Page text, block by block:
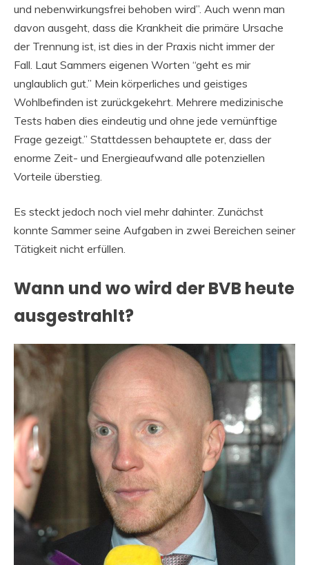
und nebenwirkungsfrei behoben wird”. Auch wenn man
davon ausgeht, dass die Krankheit die primäre Ursache
der Trennung ist, ist dies in der Praxis nicht immer der
Fall. Laut Sammers eigenen Worten “geht es mir
unglaublich gut.” Mein körperliches und geistiges
Wohlbefinden ist zurückgekehrt. Mehrere medizinische
Tests haben dies eindeutig und ohne jede vernünftige
Frage gezeigt.” Stattdessen behauptete er, dass der
enorme Zeit- und Energieaufwand alle potenziellen
Vorteile überstieg.
Es steckt jedoch noch viel mehr dahinter. Zunächst
konnte Sammer seine Aufgaben in zwei Bereichen seiner
Tätigkeit nicht erfüllen.
Wann und wo wird der BVB heute
ausgestrahlt?